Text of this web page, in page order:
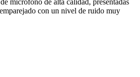
con un nivel de ruido muy